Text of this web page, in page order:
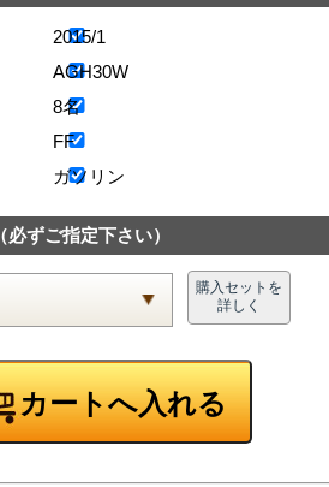
2015/1
AGH30W
8名
FF
ガソリン
（必ずご指定下さい）
購入セットを
詳しく